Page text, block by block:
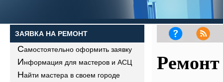
ЗАЯВКА НА РЕМОНТ
Самостоятельно оформить заявку
Информация для мастеров и АСЦ
Найти мастера в своем городе